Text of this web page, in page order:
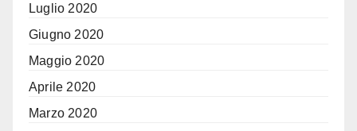
Luglio 2020
Giugno 2020
Maggio 2020
Aprile 2020
Marzo 2020